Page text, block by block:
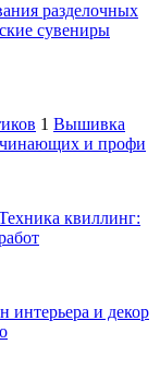
разделочных
сувениры
1 Вышивка
и профи
квиллинг:
интерьера и декор